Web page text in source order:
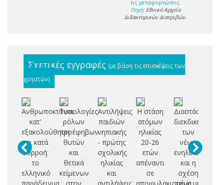
τις μεταφορτώσεις.
Πηγή: Εθνικό Αρχείο
Διδακτορικών Διατριβών.
Σχετικές εγγραφές (με βάση τις επισκέψεις των
χρηστών)
Ανθρωποκτόνοι
κατ'
εξακολούθηση
και κατά
συρροή:
το
ελληνικό
Τυπολογίες
ρόλων
προέφηβων
θυτών
και
θετικά
κείμενων
Αντιλήψεις
παιδιών
νηπιακής
- πρώτης
σχολικής
ηλικίας
και
Η στάση
ατόμων
ηλικίας
20-26
ετών
απέναντι
σε
Διαστάσεις
των
νέων
ενηλίκων
και η
σχέση